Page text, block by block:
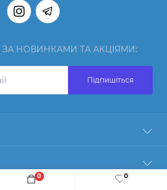
0
0
ЗА НОВИНКАМИ ТА АКЦІЯМИ:
Підпишіться